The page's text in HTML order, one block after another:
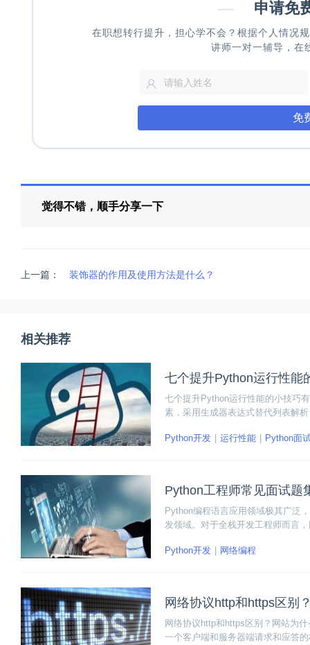
— 申请免
在职想转行提升，担心学不会？根据个人情况
讲师一对一辅导，在
免
觉得不错，顺手分享一下
上一篇： 装饰器的作用及使用方法是什么？
相关推荐
七个提升Python运行性能
七个提升Python运行性能的小技巧
素，采用生成器表达式替代列表解
Python开发 运行性能 Python面
Python工程师常见面试题
Python编程语言应用领域极其广泛
发领域。对于全栈开发工程师而言
Python开发
网络编程
网络协议http和https区别
网络协议http和https区别？网站为
一个客户端和服务器端请求和应答